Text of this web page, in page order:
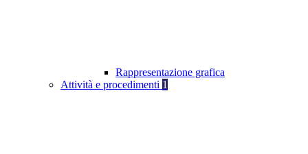
Rappresentazione grafica
Attività e procedimenti 1